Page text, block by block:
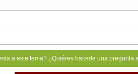
a este tema? ¿Quiéres hacerle una